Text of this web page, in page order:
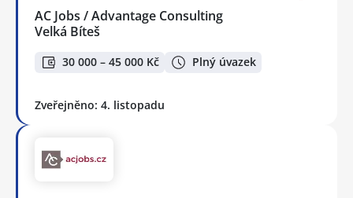
AC Jobs / Advantage Consulting
Velká Bíteš
30 000 – 45 000 Kč Plný úvazek
Zveřejněno: 4. listopadu